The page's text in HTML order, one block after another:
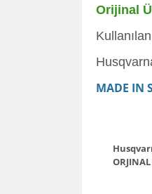
Orijinal
MADE IN